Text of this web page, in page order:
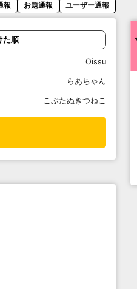
報 お題通報 ユーザー通報
た順
Oissu
らあちゃん
こぶたぬきつねこ